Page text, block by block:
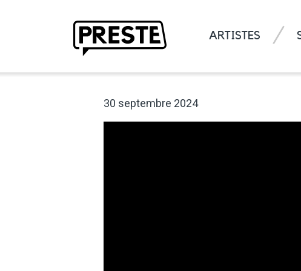
ARTISTES
30 septembre 2024